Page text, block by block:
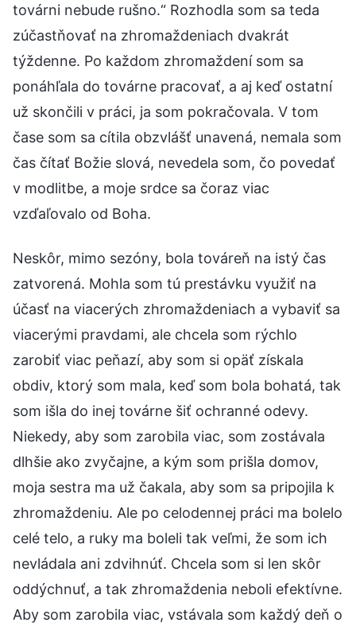
továrni nebude rušno.“ Rozhodla som sa teda
zúčastňovať na zhromaždeniach dvakrát
týždenne. Po každom zhromaždení som sa
ponáhľala do továrne pracovať, a aj keď ostatní
už skončili v práci, ja som pokračovala. V tom
čase som sa cítila obzvlášť unavená, nemala som
čas čítať Božie slová, nevedela som, čo povedať
v modlitbe, a moje srdce sa čoraz viac
vzďaľovalo od Boha.
Neskôr, mimo sezóny, bola továreň na istý čas
zatvorená. Mohla som tú prestávku využiť na
účasť na viacerých zhromaždeniach a vybaviť sa
viacerými pravdami, ale chcela som rýchlo
zarobiť viac peňazí, aby som si opäť získala
obdiv, ktorý som mala, keď som bola bohatá, tak
som išla do inej továrne šiť ochranné odevy.
Niekedy, aby som zarobila viac, som zostávala
dlhšie ako zvyčajne, a kým som prišla domov,
moja sestra ma už čakala, aby som sa pripojila k
zhromaždeniu. Ale po celodennej práci ma bolelo
celé telo, a ruky ma boleli tak veľmi, že som ich
nevládala ani zdvihnúť. Chcela som si len skôr
oddýchnuť, a tak zhromaždenia neboli efektívne.
Aby som zarobila viac, vstávala som každý deň o